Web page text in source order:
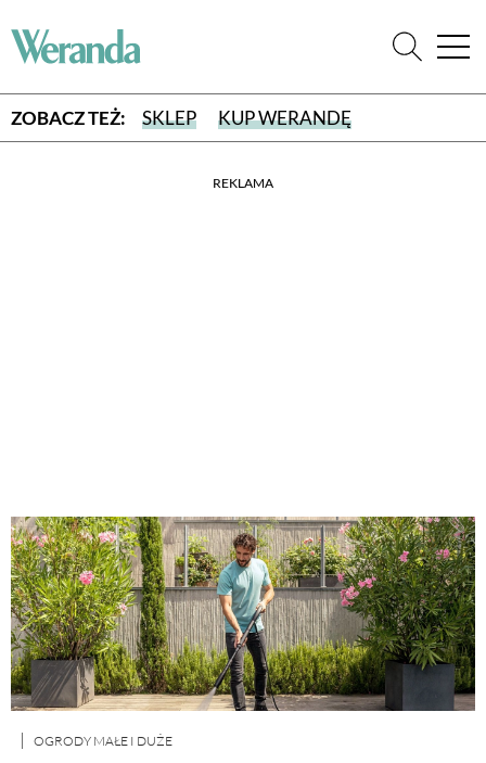
ZOBACZ TEŻ: SKLEP KUP WERANDĘ
REKLAMA
OGRODY MAŁE I DUŻE